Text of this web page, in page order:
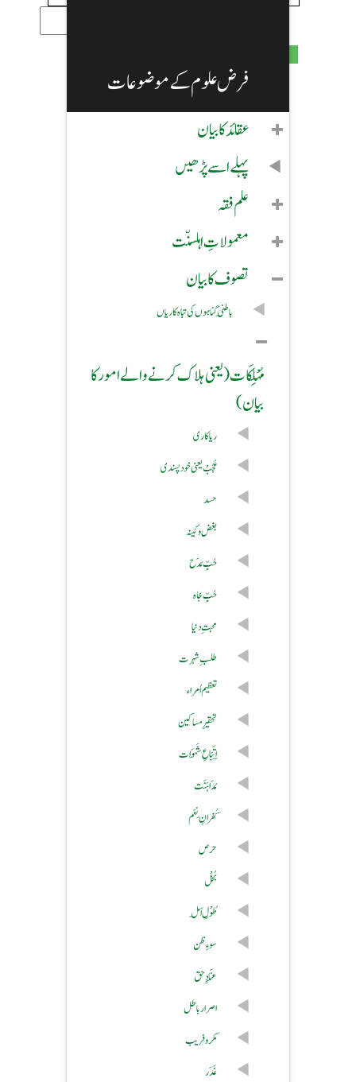
فرض علوم کے موضوعات
عقائد کا بیان
پہلے اسے پڑھیں
علم فقہ
معمولاتِ اہلسنّت
تصوف کا بیان
باطِنی گناہوں کی تباہ کاریاں
مُہْلِکَات (یعنی ہلاک کرنے والے امور کا
بیان)
ریا کاری
عُجُبْ یعنی خود پسندی
حسد
بغض و کینہ
حُبِّ مَدَح
حُبِّ جَاہ
محبتِ دنیا
طلبِ شہرت
تعظیم اُمراء
تحقیرِمساکین
اِتِّبَاعِ شَہَوَات
مُدَاہَنَت
کُفرانِ نِعَم
حرص
بُخْل
طُوْلِ اَمَل
سوءِ ظن
عِنَادِ ِ حق
اصرار باطل
مکروفریب
غَدَر